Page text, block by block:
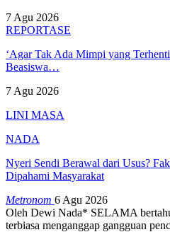
7 Agu 2026
REPORTASE
‘Agar Tak Ada Mimpi yang
Beasiswa…
7 Agu 2026
LINI MASA
NADA
Nyeri Sendi Berawal dari Usus?
Dipahami Masyarakat
Metronom 6 Agu 2026
Oleh Dewi Nada* SELAMA
terbiasa menganggap gangguan